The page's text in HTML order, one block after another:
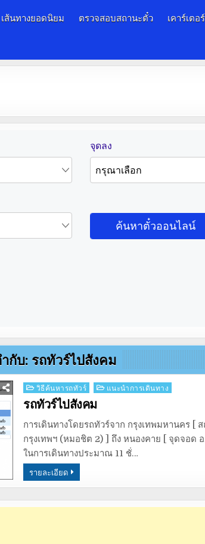
เส้นทางยอดนิยม ตรวจสอบสถานะตั๋ว เคาร์เตอ
กับ: รถทัวร์ไปสังคม
Posted
in
วิธีค้นหารถทัวร์ แนะนำการเดินทาง
รถทัวร์ไปสังคม
การเดินทางโดยรถทัวร์จาก กรุงเทพมหานคร [
กรุงเทพฯ (หมอชิต 2) ] ถึง หนองคาย [ จุดจอด อ
ในการเดินทางประมาณ 11 ชั่…
รายละเอียด